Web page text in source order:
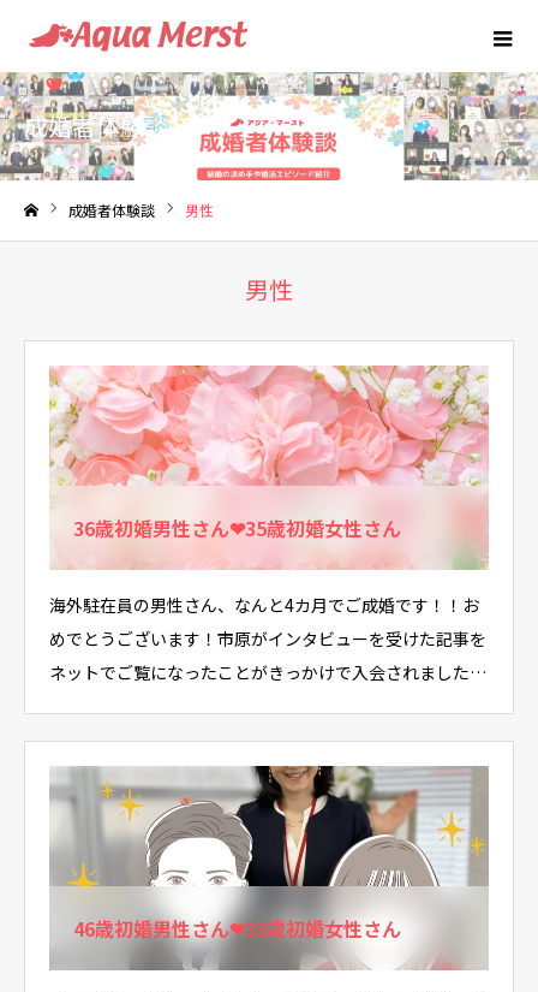
成婚者体験談
成婚者体験談 男性
男性
36歳初婚男性さん❤35歳初婚女性さん
海外駐在員の男性さん、なんと4カ月でご成婚です！！お
めでとうございます！市原がインタビューを受けた記事を
ネットでご覧になったことがきっかけで入会されました。
46歳初婚男性さん❤33歳初婚女性さん